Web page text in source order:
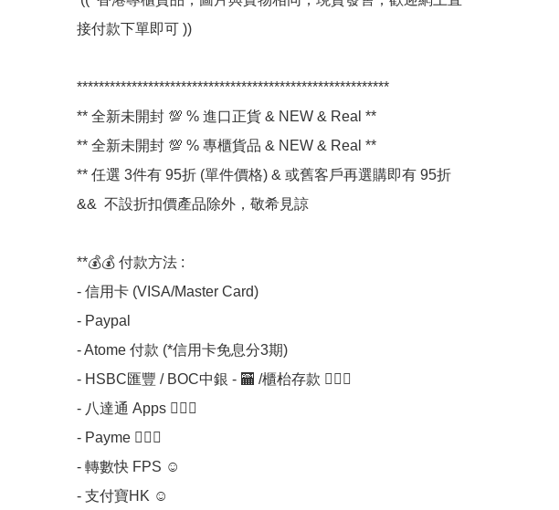
接付款下單即可 ))
*********************************************************
** 全新未開封 💯 % 進口正貨 & NEW & Real **
** 全新未開封 💯 % 專櫃貨品 & NEW & Real **
** 任選 3件有 95折 (單件價格) & 或舊客戶再選購即有 95折
&&  不設折扣價產品除外，敬希見諒
**💰💰 付款方法 :
- 信用卡 (VISA/Master Card)
- Paypal
- Atome 付款 (*信用卡免息分3期)
- HSBC匯豐 / BOC中銀 - 🏧 /櫃枱存款 💁🏼‍♀
- 八達通 Apps 💁🏼‍♀
- Payme 💁🏼‍♀
- 轉數快 FPS ☺
- 支付寶HK ☺